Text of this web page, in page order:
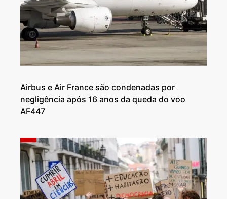
Airbus e Air France são condenadas por
negligência após 16 anos da queda do voo
AF447